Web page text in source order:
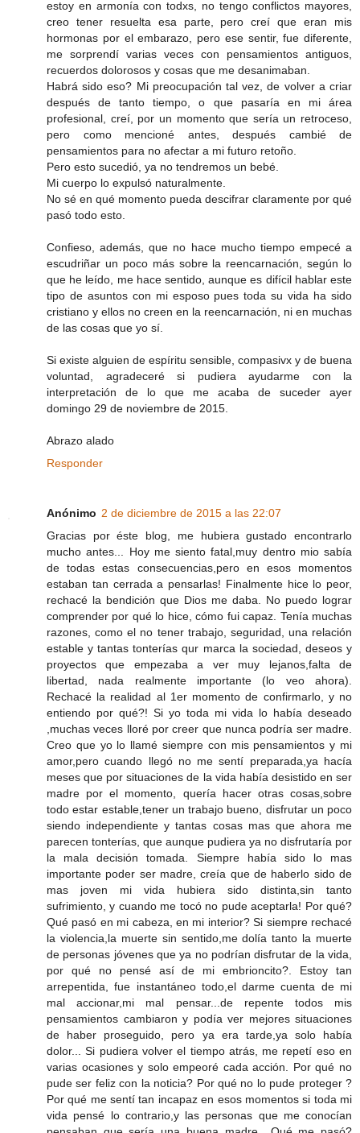
estoy en armonía con todxs, no tengo conflictos mayores,
creo tener resuelta esa parte, pero creí que eran mis
hormonas por el embarazo, pero ese sentir, fue diferente,
me sorprendí varias veces con pensamientos antiguos,
recuerdos dolorosos y cosas que me desanimaban.
Habrá sido eso? Mi preocupación tal vez, de volver a criar
después de tanto tiempo, o que pasaría en mi área
profesional, creí, por un momento que sería un retroceso,
pero como mencioné antes, después cambié de
pensamientos para no afectar a mi futuro retoño.
Pero esto sucedió, ya no tendremos un bebé.
Mi cuerpo lo expulsó naturalmente.
No sé en qué momento pueda descifrar claramente por qué
pasó todo esto.
Confieso, además, que no hace mucho tiempo empecé a
escudriñar un poco más sobre la reencarnación, según lo
que he leído, me hace sentido, aunque es difícil hablar este
tipo de asuntos con mi esposo pues toda su vida ha sido
cristiano y ellos no creen en la reencarnación, ni en muchas
de las cosas que yo sí.
Si existe alguien de espíritu sensible, compasivx y de buena
voluntad, agradeceré si pudiera ayudarme con la
interpretación de lo que me acaba de suceder ayer
domingo 29 de noviembre de 2015.
Abrazo alado
Responder
Anónimo 2 de diciembre de 2015 a las 22:07
Gracias por éste blog, me hubiera gustado encontrarlo
mucho antes... Hoy me siento fatal,muy dentro mio sabía
de todas estas consecuencias,pero en esos momentos
estaban tan cerrada a pensarlas! Finalmente hice lo peor,
rechacé la bendición que Dios me daba. No puedo lograr
comprender por qué lo hice, cómo fui capaz. Tenía muchas
razones, como el no tener trabajo, seguridad, una relación
estable y tantas tonterías qur marca la sociedad, deseos y
proyectos que empezaba a ver muy lejanos,falta de
libertad, nada realmente importante (lo veo ahora).
Rechacé la realidad al 1er momento de confirmarlo, y no
entiendo por qué?! Si yo toda mi vida lo había deseado
,muchas veces lloré por creer que nunca podría ser madre.
Creo que yo lo llamé siempre con mis pensamientos y mi
amor,pero cuando llegó no me sentí preparada,ya hacía
meses que por situaciones de la vida había desistido en ser
madre por el momento, quería hacer otras cosas,sobre
todo estar estable,tener un trabajo bueno, disfrutar un poco
siendo independiente y tantas cosas mas que ahora me
parecen tonterías, que aunque pudiera ya no disfrutaría por
la mala decisión tomada. Siempre había sido lo mas
importante poder ser madre, creía que de haberlo sido de
mas joven mi vida hubiera sido distinta,sin tanto
sufrimiento, y cuando me tocó no pude aceptarla! Por qué?
Qué pasó en mi cabeza, en mi interior? Si siempre rechacé
la violencia,la muerte sin sentido,me dolía tanto la muerte
de personas jóvenes que ya no podrían disfrutar de la vida,
por qué no pensé así de mi embrioncito?. Estoy tan
arrepentida, fue instantáneo todo,el darme cuenta de mi
mal accionar,mi mal pensar...de repente todos mis
pensamientos cambiaron y podía ver mejores situaciones
de haber proseguido, pero ya era tarde,ya solo había
dolor... Si pudiera volver el tiempo atrás, me repetí eso en
varias ocasiones y solo empeoré cada acción. Por qué no
pude ser feliz con la noticia? Por qué no lo pude proteger ?
Por qué me sentí tan incapaz en esos momentos si toda mi
vida pensé lo contrario,y las personas que me conocían